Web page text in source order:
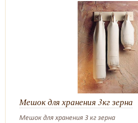
Мешок для хранения 3кг зерна
Мешок для хранения 3 кг зерна